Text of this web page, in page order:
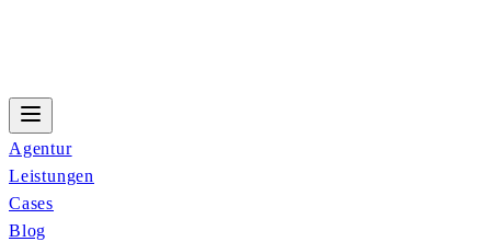
Agentur
Leistungen
Cases
Blog